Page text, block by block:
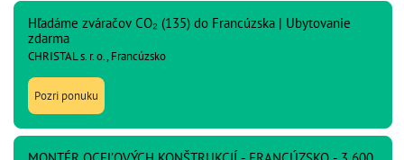
Hľadáme zváračov CO₂ (135) do Francúzska | Ubytovanie
zdarma
CHRISTAL s. r. o., Francúzsko
Pozri ponuku